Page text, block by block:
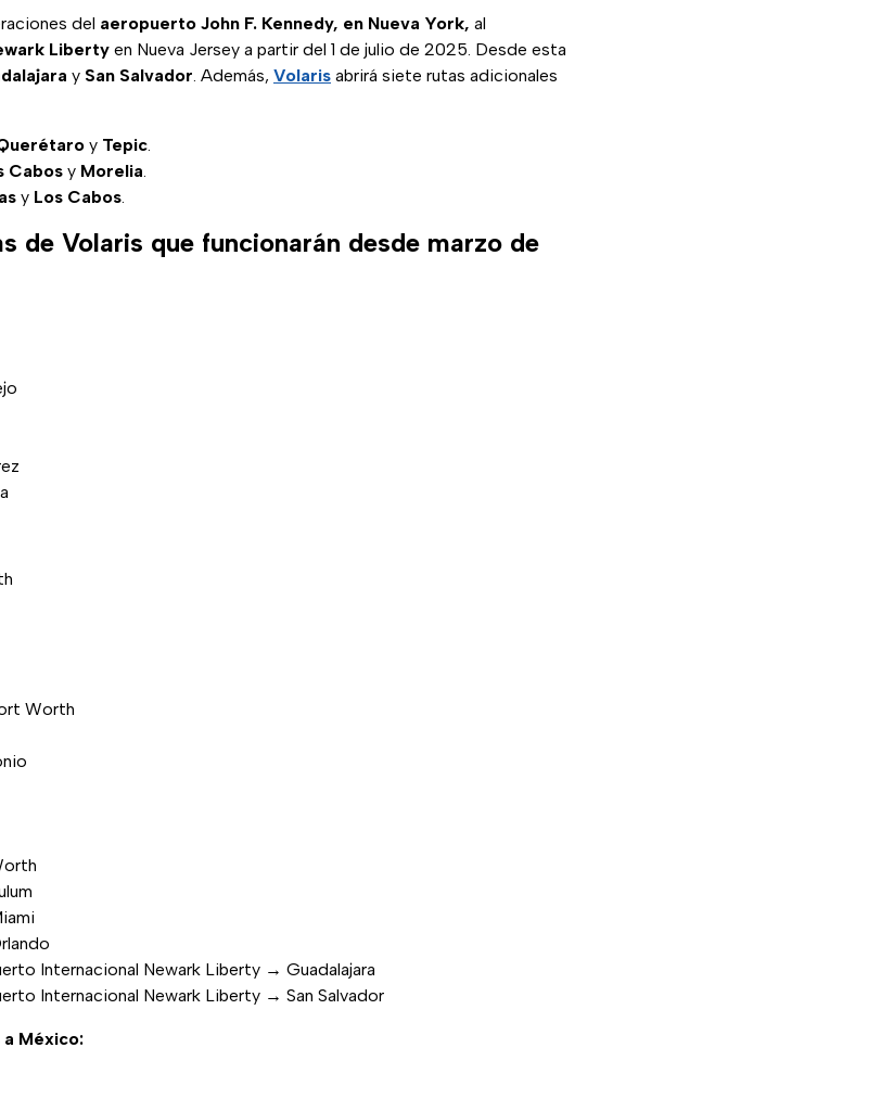
del aeropuerto John F. Kennedy, en Nueva York, al
Liberty en Nueva Jersey a partir del 1 de julio de 2025. Desde esta
y San Salvador. Además, Volaris abrirá siete rutas adicionales
y Tepic.
Cabos y Morelia.
y Los Cabos.
de Volaris que funcionarán desde marzo de
Worth
Internacional Newark Liberty → Guadalajara
Internacional Newark Liberty → San Salvador
a México: